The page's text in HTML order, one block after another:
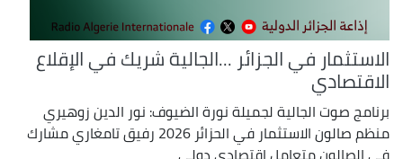
الاستثمار في الجزائر ...الجالية شريك في الإقلاع
الاقتصادي
برنامج صوت الجالية لجميلة نورة الضيوف: نور الدين زوهيري
منظم صالون الاستثمار في الحزائر 2026 رفيق تامغاري مشارك